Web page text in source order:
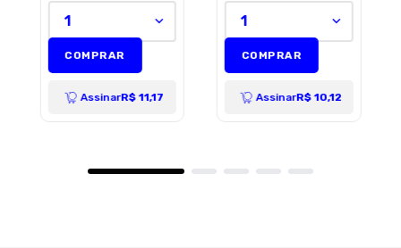
ENVIAR AVALIAÇÃO
1
COMPRAR
AssinarR$ 11,17
1
COMPRAR
AssinarR$ 10,12